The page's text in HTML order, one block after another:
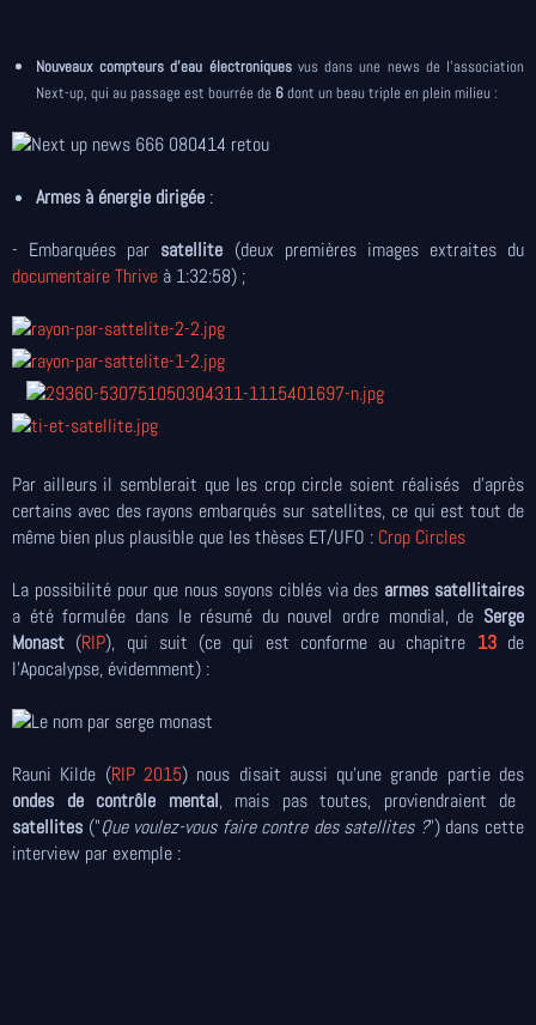
Nouveaux compteurs d'eau électroniques vusdans une news de l'association
Next-up, qui au passage est bourrée de 6dont un beau triple en plein milieu :
Armes à énergie dirigée :
- Embarquées par satellite (deux premières images extraites du
documentaire Thrive à 1:32:58) ;
Par ailleurs il semblerait que les crop circle soient réalisés d'après
certains avec des rayons embarqués sur satellites, ce qui est tout de
même bien plus plausible que les thèses ET/UFO : Crop Circles
La possibilité pour que nous soyons ciblés via des armes satellitaires
a été formulée dans le résumé du nouvel ordre mondial, de Serge
Monast (RIP), qui suit (ce qui est conforme au chapitre 13de
l'Apocalypse, évidemment) :
Rauni Kilde (RIP 2015) nous disait aussi qu'une grande partie des
ondes de contrôle mental, mais pas toutes, proviendraient de
satellites ("Que voulez-vous faire contre des satellites ?") dans cette
interview par exemple :